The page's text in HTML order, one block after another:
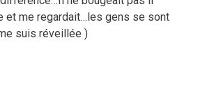
et me regardait…les gens se sont
suis réveillée )